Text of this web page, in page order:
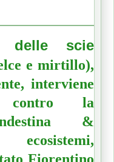
delle scie
e mirtillo),
interviene
contro la
&
Fiorentino